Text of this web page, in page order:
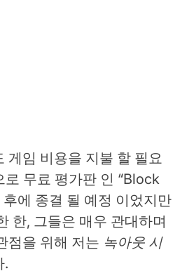
게임 비용을 지불 할 필요
무료 평가판 인 “Block
에 종결 될 예정 이었지만
한, 그들은 매우 관대하며
점을 위해 저는 녹아웃 시
.